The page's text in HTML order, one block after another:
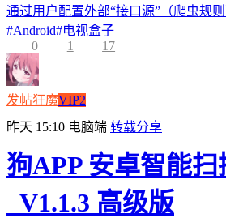
通过用户配置外部“接口源”（爬虫规
#Android#电视盒子
0
1 17
发帖狂魔VIP2
昨天 15:10 电脑端 转载分享
狗APP 安卓智能
_V1.1.3 高级版